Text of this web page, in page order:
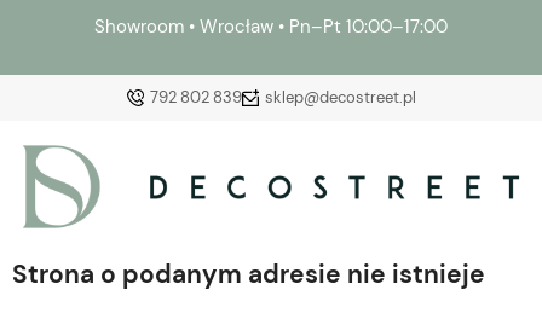
Showroom • Wrocław • Pn–Pt 10:00–17:00
792 802 839 sklep@decostreet.pl
Załóż konto
Strona o podanym adresie nie istnieje